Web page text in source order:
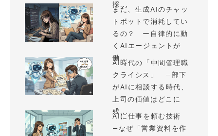
採...
まだ、生成AIのチャッ
トボットで消耗してい
るの？ ー自律的に動
くAIエージェントが
働...
AI時代の「中間管理職
クライシス」 —部下
がAIに相談する時代、
上司の価値はどこに
残...
AIに仕事を頼む技術
—なぜ「営業資料を作